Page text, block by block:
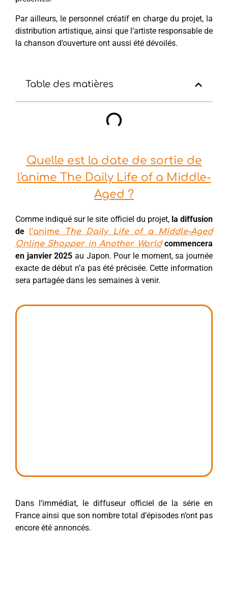
Par ailleurs, le personnel créatif en charge du projet, la
distribution artistique, ainsi que l’artiste responsable de
la chanson d’ouverture ont aussi été dévoilés.
Table des matières
Quelle est la date de sortie de
l'anime The Daily Life of a Middle-
Aged ?
Comme indiqué sur le site officiel du projet, la diffusion
de l’anime
The Daily Life of a Middle-Aged
Online Shopper in Another Worldcommencera
en janvier 2025 au Japon. Pour le moment, sa journée
exacte de début n’a pas été précisée. Cette information
sera partagée dans les semaines à venir.
Dans l’immédiat, le diffuseur officiel de la série en
France ainsi que son nombre total d’épisodes n’ont pas
encore été annoncés.